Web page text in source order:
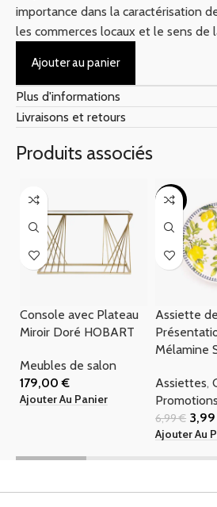
importance dans la caractérisation
les commerces locaux et le sens de
Ajouter au panier
Plus d'informations
Livraisons et retours
Produits associés
Console avec Plateau
Miroir Doré HOBART
Meubles de salon
179,00€
Ajouter Au Panier
-43%
Assiette de
Mélamine
Assiettes,
Promotions
6,99€
Ajouter Au